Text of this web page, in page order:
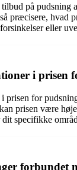
på
præcisere, hvad
eller
i prisen
prisen for
prisen være
specifikke
forbundet